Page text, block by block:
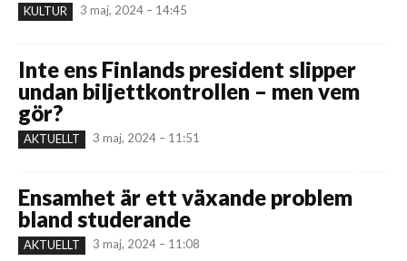
KULTUR 3 maj, 2024 – 14:45
Inte ens Finlands president slipper
undan biljettkontrollen – men vem
gör?
AKTUELLT 3 maj, 2024 – 11:51
Ensamhet är ett växande problem
bland studerande
AKTUELLT 3 maj, 2024 – 11:08